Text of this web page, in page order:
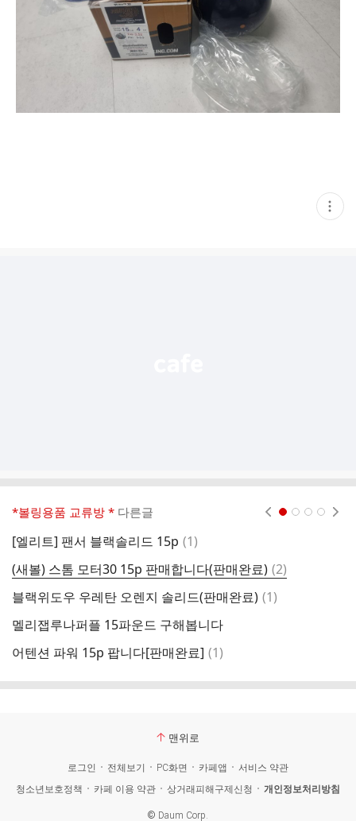
현
재
*볼링용품 교류방 * 다른글
[엘리트] 팬서 블랙솔리드 15p 댓
(1)
(새볼) 스톰 모터30 15p 판매합니다(판매완료) 댓
글
(2)
블랙위도우 우레탄 오렌지 솔리드(판매완료) 댓
(1)
멜리잽루나퍼플 15파운드 구해봅니다
어텐션 파워 15p 팝니다[판매완료] 댓
(1)
맨위로
로그인 전체보기 PC화면 카페앱
서비스 약관
청소년보호정책
카페 이용 약관 상거래피해구제신청 개인정보처리방침
© Daum Corp.